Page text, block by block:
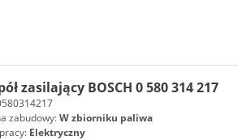
zasilający BOSCH 0 580 314 217
zabudowy:W zbiorniku paliwa
Elektryczny